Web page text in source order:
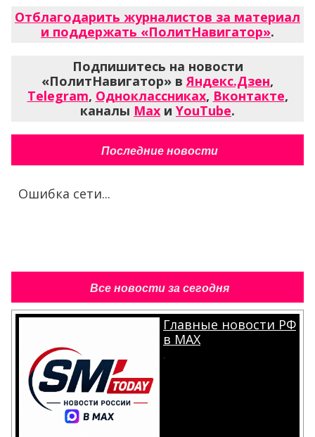
Отблагодарить журналистов за материал
и поддержать «ПолитНавигатор».
Подпишитесь на новости
«ПолитНавигатор» вЯндекс.Дзен,
Telegram, Одноклассниках, Вконтакте,
каналы Max и YouTube.
Последние новости
Ошибка сети...
Все новости за сегодня
Главные новости РФ
в MAX
.